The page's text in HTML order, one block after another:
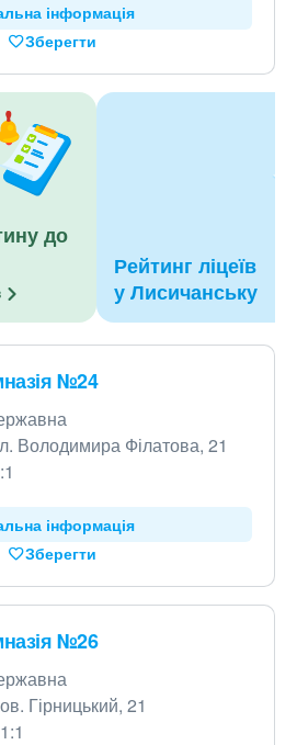
інформація
Зберегти
до
Рейтинг ліцеїв
у Лисичанську
№24
Володимира Філатова, 21
інформація
Зберегти
№26
Гірницький, 21